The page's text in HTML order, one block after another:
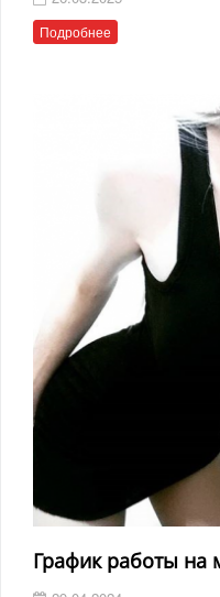
Подробнее
График работы на